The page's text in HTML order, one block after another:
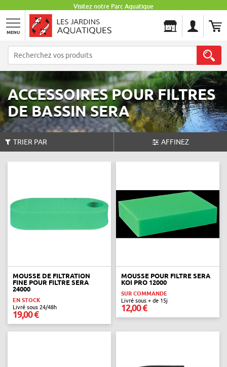
Visitez notre Parc Aquatique
MENU
ACCESSOIRES POUR FILTRES
DE BASSIN SERA
TRIER PAR AFFINEZ
MOUSSE DE FILTRATION
FINE POUR FILTRE SERA
24000
EN STOCK
Livré sous 24/48h
19,00 €
MOUSSE POUR FILTRE SERA
KOI PRO 12000
SUR COMMANDE
Livré sous + de 15j
12,00 €